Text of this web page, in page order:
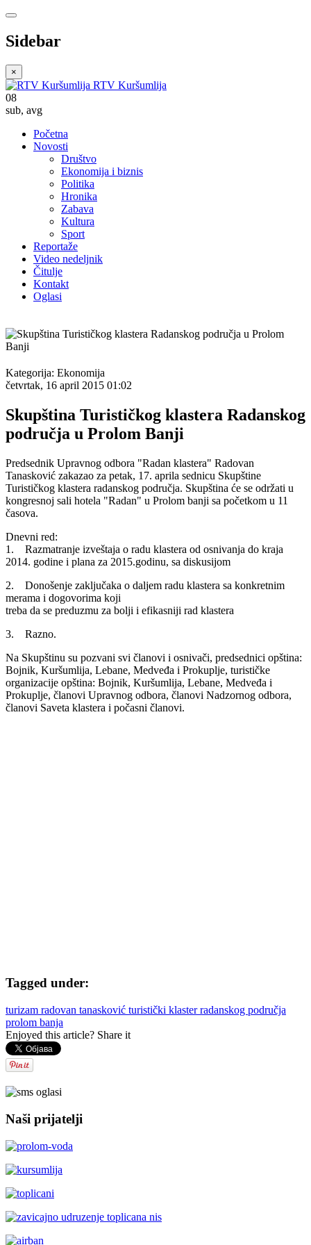
Sidebar
×
RTV Kuršumlija
08
sub, avg
Početna
Novosti
Društvo
Ekonomija i biznis
Politika
Hronika
Zabava
Kultura
Sport
Reportaže
Video nedeljnik
Čitulje
Kontakt
Oglasi
Kategorija: Ekonomija
četvrtak, 16 april 2015 01:02
Skupština Turističkog klastera Radanskog
područja u Prolom Banji
Predsednik Upravnog odbora "Radan klastera" Radovan
Tanasković zakazao za petak, 17. aprila sednicu Skupštine
Turističkog klastera radanskog područja. Skupština će se održati u
kongresnoj sali hotela "Radan" u Prolom banji sa početkom u 11
časova.
Dnevni red:
1. Razmatranje izveštaja o radu klastera od osnivanja do kraja
2014. godine i plana za 2015.godinu, sa diskusijom
2. Donošenje zaključaka o daljem radu klastera sa konkretnim
merama i dogovorima koji
treba da se preduzmu za bolji i efikasniji rad klastera
3. Razno.
Na Skupštinu su pozvani svi članovi i osnivači, predsednici opština:
Bojnik, Kuršumlija, Lebane, Medveđa i Prokuplje, turističke
organizacije opština: Bojnik, Kuršumlija, Lebane, Medveđa i
Prokuplje, članovi Upravnog odbora, članovi Nadzornog odbora,
članovi Saveta klastera i počasni članovi.
Tagged under:
turizam radovan tanasković turistički klaster radanskog područja
prolom banja
Enjoyed this article? Share it
Naši prijatelji